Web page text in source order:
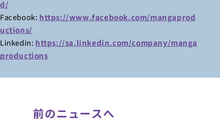
d/
Facebook: https://www.facebook.com/mangaprod
uctions/
Linkedin: https://sa.linkedin.com/company/manga
productions
前のニュースへ